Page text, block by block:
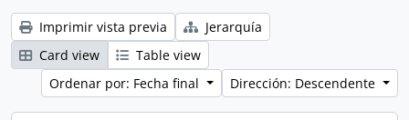
Imprimir vista previa
Jerarquía
Card view
Table view
Ordenar por: Fecha final
Dirección: Descendente